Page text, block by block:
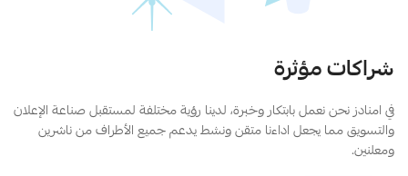
شراكات مؤثرة
في امنادز نحن نعمل بابتكار وخبرة، لدينا رؤية مختلفة لمستقبل صناعة الإعلان
والتسويق مما يجعل اداءنا متقن ونشط يدعم جميع الأطراف من ناشرين
ومعلنين.